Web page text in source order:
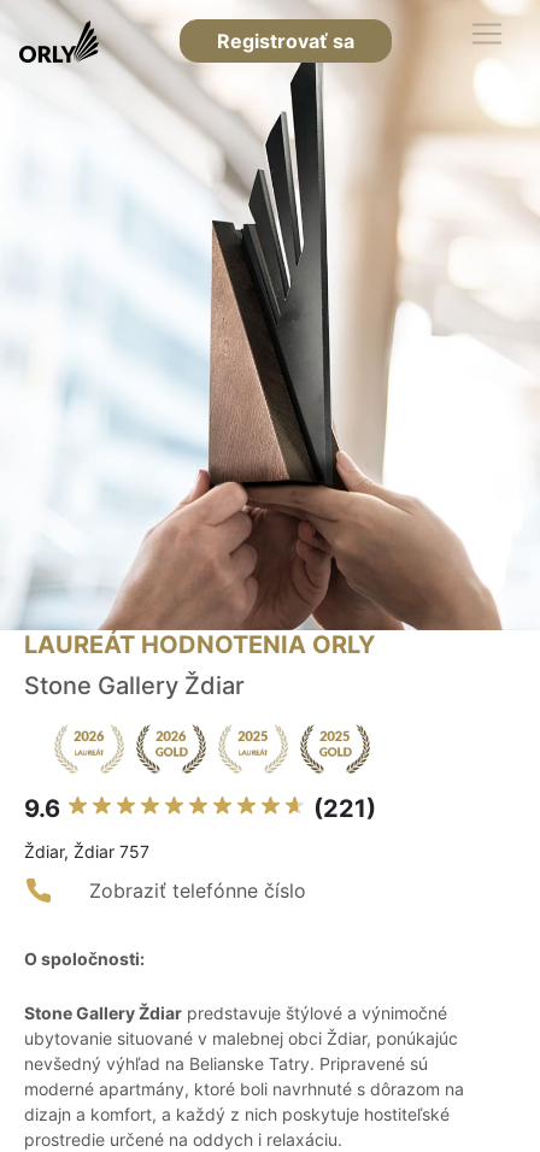
Registrovať sa
LAUREÁT HODNOTENIA ORLY
Stone Gallery Ždiar
9.6 (221)
Ždiar, Ždiar 757
Zobraziť telefónne číslo
O spoločnosti:
Stone Gallery Ždiar predstavuje štýlové a výnimočné
ubytovanie situované v malebnej obci Ždiar, ponúkajúc
nevšedný výhľad na Belianske Tatry. Pripravené sú
moderné apartmány, ktoré boli navrhnuté s dôrazom na
dizajn a komfort, a každý z nich poskytuje hostiteľské
prostredie určené na oddych i relaxáciu.